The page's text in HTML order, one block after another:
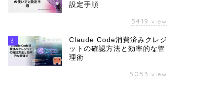
設定手順
5419 view
3
Claude Code消費済みクレジ
ットの確認方法と効率的な管
理術
5053 view